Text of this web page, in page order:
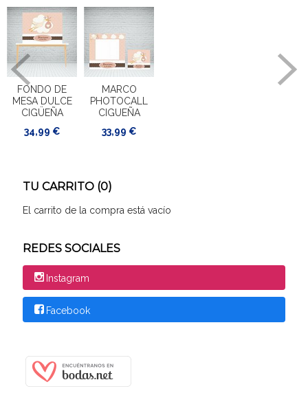
TU CARRITO (0)
El carrito de la compra está vacío
REDES SOCIALES
Instagram
Facebook
FONDO DE
MESA DULCE
CIGÜEÑA
34,99 €
MARCO
PHOTOCALL
CIGUEÑA
33,99 €